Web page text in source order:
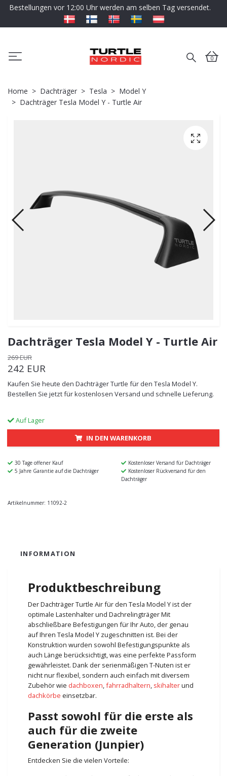
Bestellungen vor 12:00 Uhr werden am selben Tag versendet.
0
Home Dachträger Tesla
Model Y
Dachträger Tesla Model Y - Turtle Air
Dachträger Tesla Model Y - Turtle Air
269 EUR
242 EUR
Kaufen Sie heute den Dachträger Turtle für den Tesla Model Y.
Bestellen Sie jetzt für kostenlosen Versand und schnelle Lieferung.
Auf Lager
IN DEN WARENKORB
30 Tage offener Kauf
Kostenloser Versand für Dachträger
5 Jahre Garantie auf die Dachträger
Kostenloser Rückversand für den
Dachträger
Artikelnummer: 11092-2
INFORMATION
Produktbeschreibung
Der Dachträger Turtle Air für den Tesla Model Y ist der
optimale Lastenhalter und Dachrelingträger Mit
abschließbare Befestigungen für Ihr Auto, der genau
auf Ihren Tesla Model Y zugeschnitten ist. Bei der
Konstruktion wurden sowohl Befestigungspunkte als
auch Länge berücksichtigt, was eine perfekte Passform
gewährleistet. Dank der serienmäßigen T-Nuten ist er
nicht nur flexibel, sondern auch einfach mit diversem
Zubehör wie dachboxen,fahrradhaltern, skihalterund
dachkörbe einsetzbar.
Passt sowohl für die erste als
auch für die zweite
Generation (Junpier)
Entdecken Sie die vielen Vorteile: